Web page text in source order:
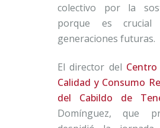
colectivo por la
porque es
generaciones futuras.
El director del
Calidad y Consumo
del Cabildo de
Domínguez, que